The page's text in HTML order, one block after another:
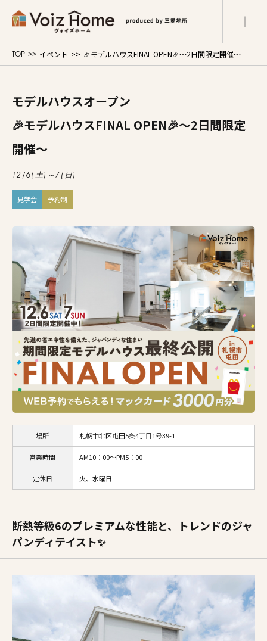
よくある質問 来場予約 資料請求
新着情報
スタッフブログ
会員登録
コーポレートサイト リフォームサイト
マンションサイト
Voiz Homeの家づくり
販売物件
イベント情報
展示場・モデルハウス
施工事例
家づくりコラム
TOP イベント 🎉モデルハウスFINAL OPEN🎉～2日間限定開催～
モデルハウスオープン
🎉モデルハウスFINAL OPEN🎉～2日間限定
開催～
12/6(土)～7(日)
見学会 予約制
場所 札幌市北区屯田5条4丁目1号39-1
営業時間 AM10：00～PM5：00
定休日 火、水曜日
断熱等級6のプレミアムな性能と、トレンドのジャ
パンディテイスト✨